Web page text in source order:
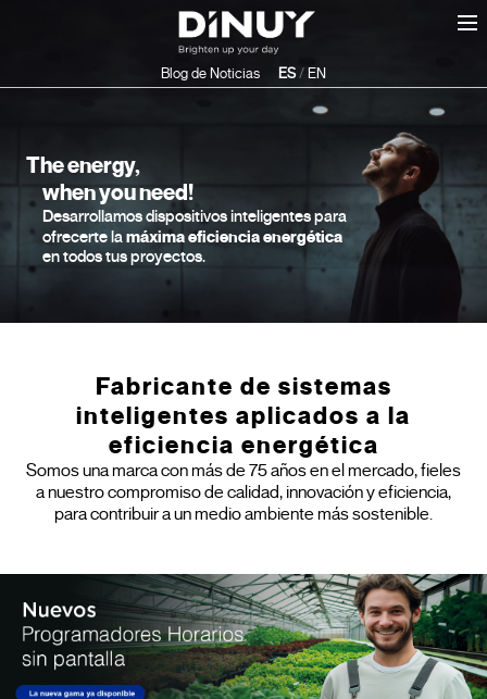
Blog de Noticias ES/EN
The energy,
when you need!
Desarrollamos dispositivos inteligentes para
ofrecerte lamáxima eficiencia energética
en todos tus proyectos.
Fabricante de sistemas
inteligentes aplicados a la
eficiencia energética
Somos una marca con más de 75 años en el mercado, fieles
a nuestro compromiso de calidad, innovación y eficiencia,
para contribuir a un medio ambiente más sostenible.